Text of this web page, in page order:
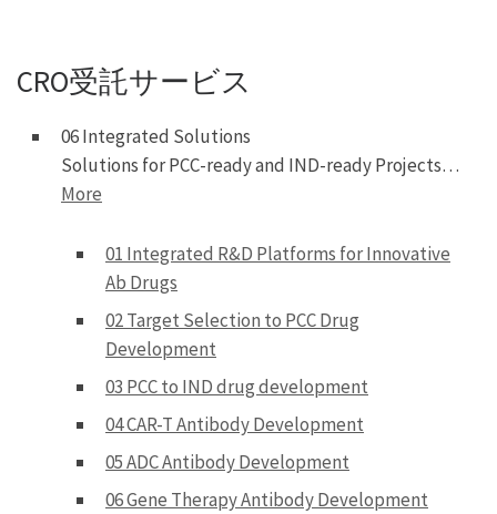
CRO受託サービス
06 Integrated Solutions
Solutions for PCC-ready and IND-ready Projects…
More
01 Integrated R&D Platforms for Innovative
Ab Drugs
02 Target Selection to PCC Drug
Development
03 PCC to IND drug development
04 CAR-T Antibody Development
05 ADC Antibody Development
06 Gene Therapy Antibody Development